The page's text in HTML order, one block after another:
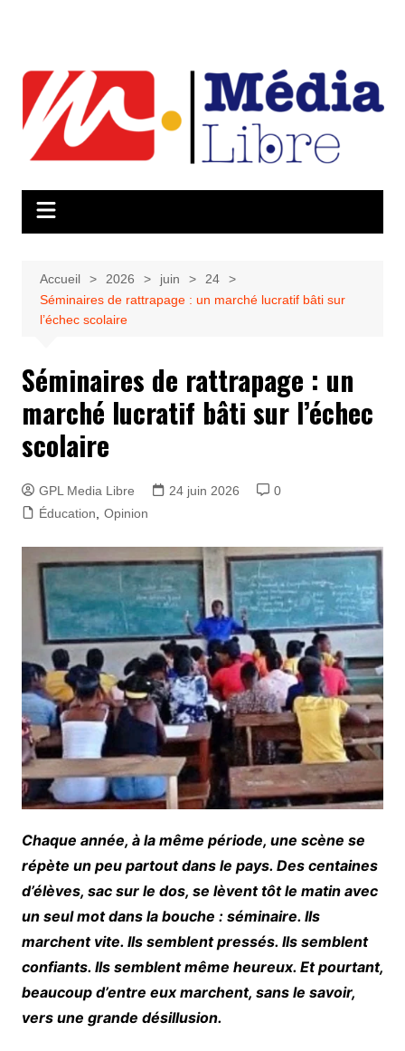
contenu
Accueil 2026 juin
24
Séminaires de rattrapage : un marché lucratif bâti sur
l’échec scolaire
Séminaires de rattrapage : un
marché lucratif bâti sur l’échec
scolaire
GPL Media Libre 24 juin 2026
0
Éducation
Opinion
Chaque année, à la même période, une scène se
répète un peu partout dans le pays. Des centaines
d’élèves, sac sur le dos, se lèvent tôt le matin avec
un seul mot dans la bouche : séminaire. Ils
marchent vite. Ils semblent pressés. Ils semblent
confiants. Ils semblent même heureux. Et pourtant,
beaucoup d’entre eux marchent, sans le savoir,
vers une grande désillusion.